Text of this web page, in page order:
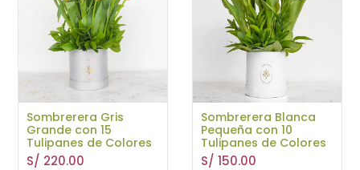
Sombrerera Gris
Grande con 15
Tulipanes de Colores
S/ 220.00
Sombrerera Blanca
Pequeña con 10
Tulipanes de Colores
S/ 150.00